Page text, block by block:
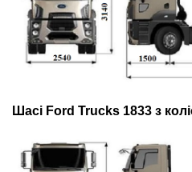
Шасі Ford Trucks 1833 з